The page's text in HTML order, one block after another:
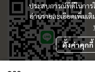
ประสบการณ์ที่ดีในการ
อ่านรายละเอียดเพิ่มเติ
ตั้งค่าคุกกี้